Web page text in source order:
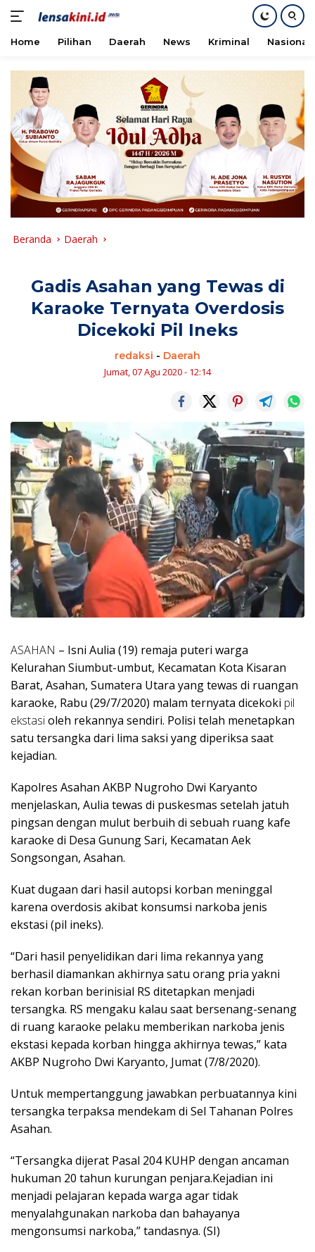
konten
Home Pilihan Daerah News Kriminal Nasional
Beranda Daerah
Gadis Asahan yang Tewas di
Karaoke Ternyata Overdosis
Dicekoki Pil Ineks
redaksi - Daerah
Jumat, 07 Agu 2020 - 12:14
ASAHAN – Isni Aulia (19) remaja puteri warga
Kelurahan Siumbut-umbut, Kecamatan Kota Kisaran
Barat, Asahan, Sumatera Utara yang tewas di ruangan
karaoke, Rabu (29/7/2020) malam ternyata dicekoki pil
ekstasioleh rekannya sendiri. Polisi telah menetapkan
satu tersangka dari lima saksi yang diperiksa saat
kejadian.
Kapolres Asahan AKBP Nugroho Dwi Karyanto
menjelaskan, Aulia tewas di puskesmas setelah jatuh
pingsan dengan mulut berbuih di sebuah ruang kafe
karaoke di Desa Gunung Sari, Kecamatan Aek
Songsongan, Asahan.
Kuat dugaan dari hasil autopsi korban meninggal
karena overdosis akibat konsumsi narkoba jenis
ekstasi (pil ineks).
“Dari hasil penyelidikan dari lima rekannya yang
berhasil diamankan akhirnya satu orang pria yakni
rekan korban berinisial RS ditetapkan menjadi
tersangka. RS mengaku kalau saat bersenang-senang
di ruang karaoke pelaku memberikan narkoba jenis
ekstasi kepada korban hingga akhirnya tewas,” kata
AKBP Nugroho Dwi Karyanto, Jumat (7/8/2020).
Untuk mempertanggung jawabkan perbuatannya kini
tersangka terpaksa mendekam di Sel Tahanan Polres
Asahan.
“Tersangka dijerat Pasal 204 KUHP dengan ancaman
hukuman 20 tahun kurungan penjara.Kejadian ini
menjadi pelajaran kepada warga agar tidak
menyalahgunakan narkoba dan bahayanya
mengonsumsi narkoba,” tandasnya. (SI)